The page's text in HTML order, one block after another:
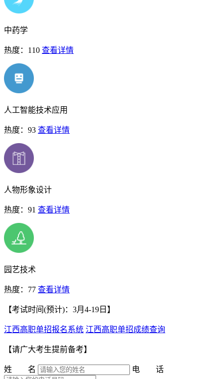
中药学
热度：110 查看详情
人工智能技术应用
热度：93 查看详情
人物形象设计
热度：91 查看详情
园艺技术
热度：77 查看详情
【考试时间(预计)：3月4-19日】
江西高职单招报名系统 江西高职单招成绩查询
【请广大考生提前备考】
姓 名 电 话